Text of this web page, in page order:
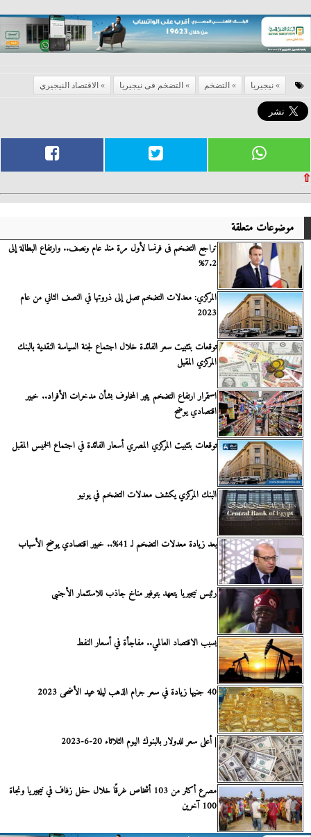
نيجيريا التضخم التضخم فى نيجيريا الاقتصاد النيجيري
⇧
موضوعات متعلقة
تراجع التضخم فى فرنسا لأول مرة منذ عام ونصف.. وارتفاع البطالة إلى
7.2%
المركزي: معدلات التضخم تصل إلى ذروتها في النصف الثاني من عام
2023
توقعات بتثبيت سعر الفائدة خلال اجتماع لجنة السياسة النقدية بالبنك
المركزي المقبل
استمرار ارتفاع التضخم يثير المخاوف بشأن مدخرات الأفراد.. خبير
اقتصادي يوضح
توقعات بتثبيت المركزي المصري أسعار الفائدة في اجتماع الخميس المقبل
البنك المركزي يكشف معدلات التضخم في يونيو
بعد زيادة معدلات التضخم لـ 41%.. خبير اقتصادي يوضح الأسباب
رئيس نيجيريا يتعهد بتوفير مناخ جاذب للاستثمار الأجنبى
بسبب الاقتصاد العالمي.. مفاجأة في أسعار النفط
40 جنيها زيادة في سعر جرام الذهب ليلة عيد الأضحى 2023
| أعلى سعر للدولار بالبنوك اليوم الثلاثاء 20-6-2023
مصرع أكثر من 103 أشخاص غرقًا خلال حفل زفاف في نيجيريا ونجاة
100 آخرين